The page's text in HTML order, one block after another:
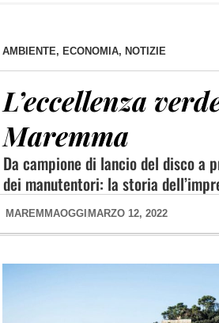
AMBIENTE, ECONOMIA, NOTIZIE
L’eccellenza
Maremma
Da campione di lancio del disco a
dei manutentori: la storia
MAREMMAOGGI MARZO 12, 2022